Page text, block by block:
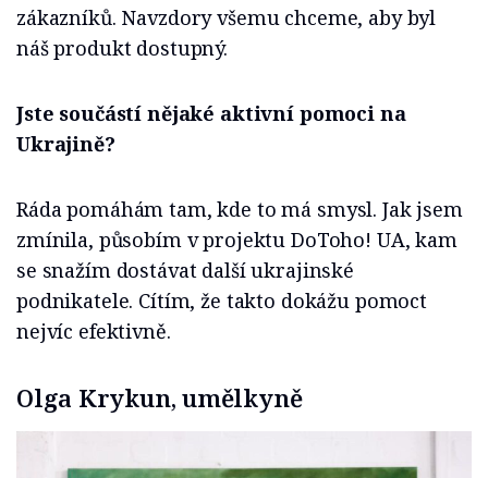
zákazníků. Navzdory všemu chceme, aby byl
náš produkt dostupný.
Jste součástí nějaké aktivní pomoci na
Ukrajině?
Ráda pomáhám tam, kde to má smysl. Jak jsem
zmínila, působím v projektu DoToho! UA, kam
se snažím dostávat další ukrajinské
podnikatele. Cítím, že takto dokážu pomoct
nejvíc efektivně.
Olga Krykun, umělkyně